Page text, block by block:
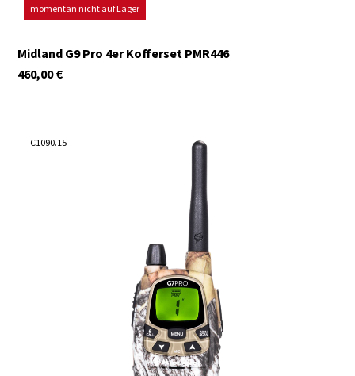
momentan nicht auf Lager
Midland G9 Pro 4er Kofferset PMR446
€
460,00
C1090.15